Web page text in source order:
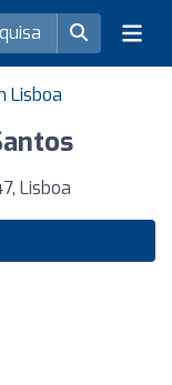
Lisboa
Lisboa